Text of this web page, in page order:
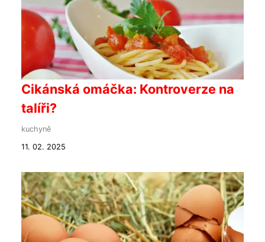
Cikánská omáčka: Kontroverze na
talíři?
kuchyně
11. 02. 2025